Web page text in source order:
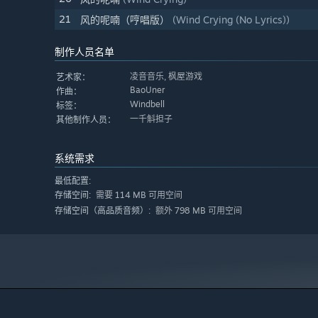
21
风的呢喃（哼唱版） (Wind Crying (No Lyrics))
制作人员名单
艺术家： 凌音音乐, 枫屋游戏
作曲： BaoUner
标签： Windbell
其他制作人员： 一千斛担子
系统需求
最低配置:
存储空间: 需要 114 MB 可用空间
存储空间（高品质音频）: 额外 798 MB 可用空间